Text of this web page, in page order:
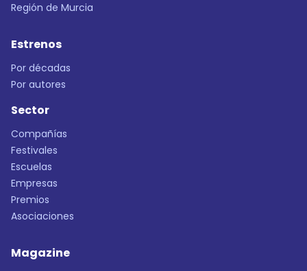
Región de Murcia
Estrenos
Por décadas
Por autores
Sector
Compañías
Festivales
Escuelas
Empresas
Premios
Asociaciones
Magazine